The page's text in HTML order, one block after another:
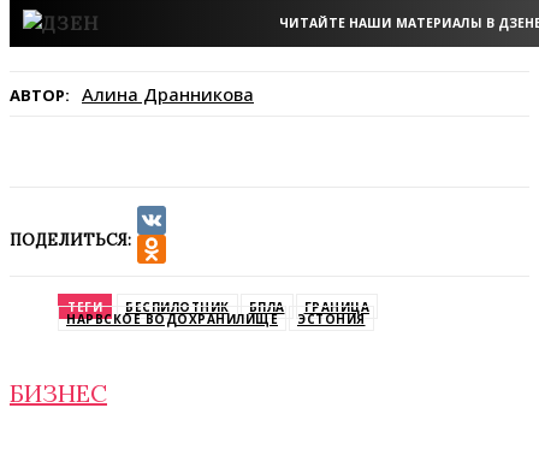
ЧИТАЙТЕ НАШИ МАТЕРИАЛЫ В
АВТОР: Алина Дранникова
ПОДЕЛИТЬСЯ:
VK
ТЕГИ БЕСПИЛОТНИК БПЛА ГРАНИЦА
НАРВСКОЕ ВОДОХРАНИЛИЩЕ ЭСТОНИЯ
БИЗНЕС